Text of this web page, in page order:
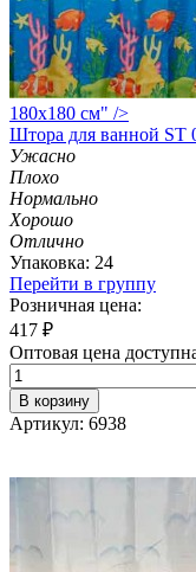
180х180 см" />
Штора для ванной ST
Ужасно
Плохо
Нормально
Хорошо
Отлично
Упаковка: 24
Перейти в группу
Розничная цена:
417 ₽
Оптовая цена
В корзину
Артикул: 6938